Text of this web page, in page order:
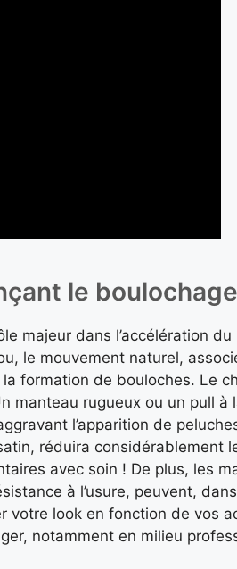
le boulochage
majeur dans l’accélération
le mouvement naturel,
formation de bouloches. Le
manteau rugueux ou un pull à
l’apparition de
réduira considérablement
avec soin ! De plus, les
à l’usure, peuvent,
votre look en fonction de vos
notamment en milieu